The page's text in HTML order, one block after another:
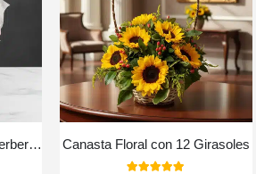
Bouquet o Ramillete de Gerberas Multicolor Canasta Floral con 12 Girasoles